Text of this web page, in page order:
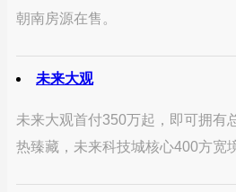
朝南房源在售。
未来大观
未来大观首付350万起，即可拥有
热臻藏，未来科技城核心400方宽